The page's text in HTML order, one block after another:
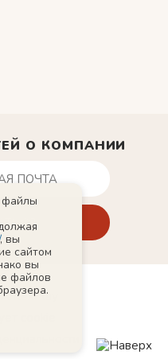
файлы
, вы
сайтом
вы
файлов
О КОМПАНИИ
cookie